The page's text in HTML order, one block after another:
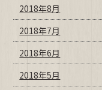
2018年8月
2018年7月
2018年6月
2018年5月